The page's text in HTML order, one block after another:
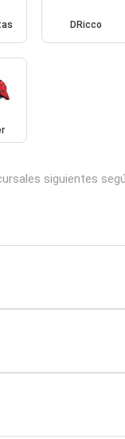
DRicco
siguientes